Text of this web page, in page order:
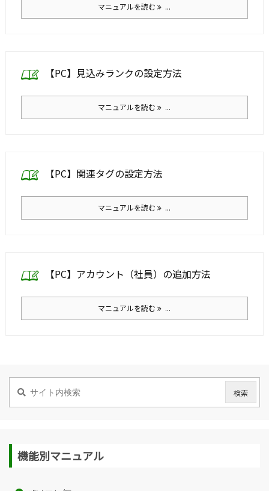
マニュアルを読む ...
【PC】見込みランクの設定方法
マニュアルを読む ...
【PC】関連タグの設定方法
マニュアルを読む ...
【PC】アカウント（社員）の追加方法
マニュアルを読む ...
機能別マニュアル